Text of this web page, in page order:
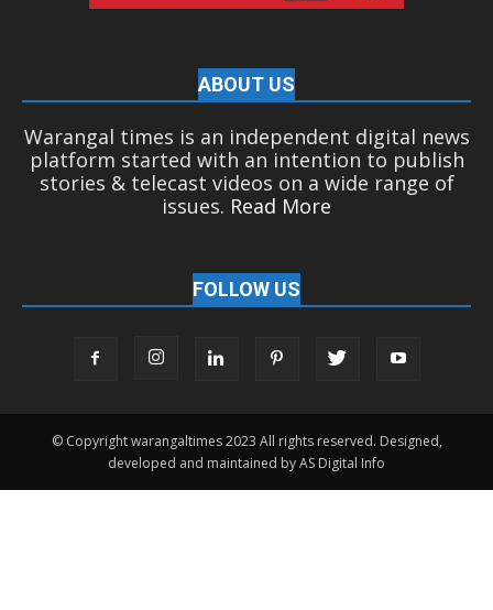
ABOUT US
Warangal times is an independent digital news
platform started with an intention to publish
stories & telecast videos on a wide range of
issues. Read More
FOLLOW US
© Copyright warangaltimes 2023 All rights reserved. Designed,
developed and maintained by AS Digital Info